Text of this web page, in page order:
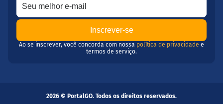
Ao se inscrever, você concorda com nossa política de privacidade e
termos de serviço.
2026 © PortalGO. Todos os direitos reservados.